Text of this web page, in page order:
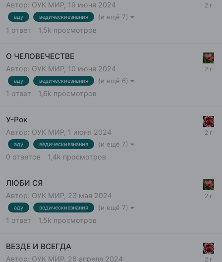
Автор: ОУК МИР 19 июня 2024
аду ведическиезнания (и ещё 7)
1 ответ 1,5k просмотров
О ЧЕЛОВЕЧЕСТВЕ
Автор: ОУК МИР 10 июня 2024
аду ведическиезнания (и ещё 6)
1 ответ 1,6k просмотров
У-Рок
Автор: ОУК МИР 1 июня 2024
аду ведическиезнания (и ещё 7)
0 ответов 1,4k просмотров
ЛЮБИ СЯ
Автор: ОУК МИР 23 мая 2024
аду ведическиезнания (и ещё 7)
1 ответ 1,5k просмотров
ВЕЗДЕ И ВСЕГДА
Автор: ОУК МИР 26 апреля 2024